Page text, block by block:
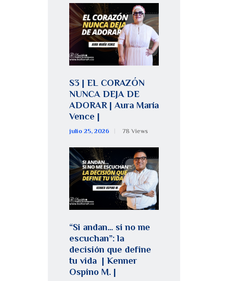
S3 | EL CORAZÓN
NUNCA DEJA DE
ADORAR | Aura María
Vence |
julio 25, 2026 78 Views
“Si andan… si no me
escuchan”: la
decisión que define
tu vida | Kenner
Ospino M. |